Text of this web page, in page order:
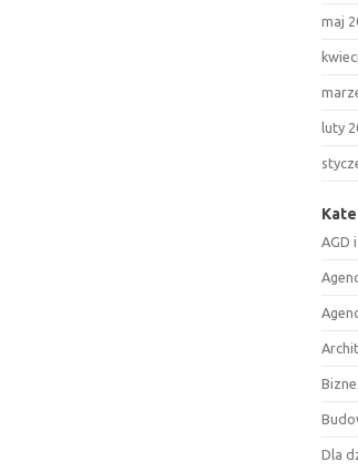
maj
luty
AGD
Dla